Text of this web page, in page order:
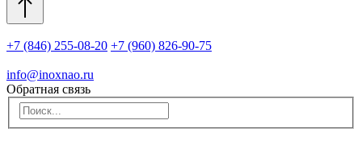
+7 (846) 255-08-20 +7 (960) 826-90-75
info@inoxnao.ru
Обратная связь